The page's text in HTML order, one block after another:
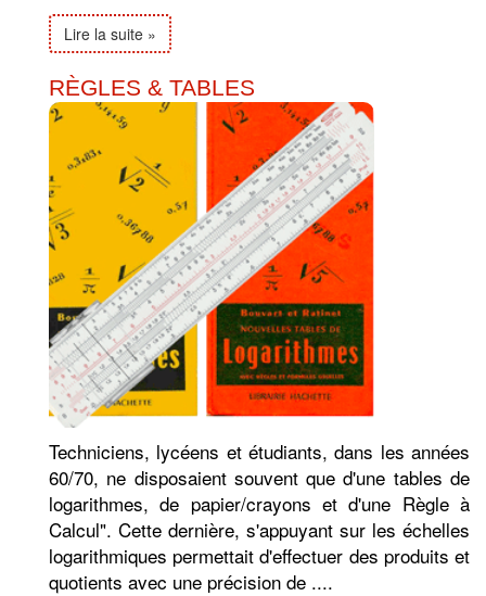
Lire la suite »
RÈGLES & TABLES
Techniciens, lycéens et étudiants, dans les années
60/70, ne disposaient souvent que d'une tables de
logarithmes, de papier/crayons et d'une Règle à
Calcul". Cette dernière, s'appuyant sur les échelles
logarithmiques permettait d'effectuer des produits et
quotients avec une précision de ....